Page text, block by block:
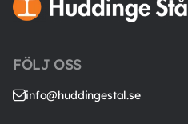
FÖLJ OSS
info@huddingestal.se